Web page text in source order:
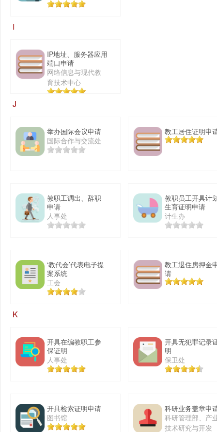
I
IP地址、服务器应用
端口申请
网络信息与现代教
育技术中心
J
举办国际会议申请
国际合作与交流处
教工居住证明申
教职工调出、辞职
申请
人事处
教职员工开具计
生育证明申请
计生办
‘教代会’代表电子提
案系统
工会
教工退住房押金
请
K
开具在编教职工参
保证明
人事处
开具无犯罪记录
明
保卫处
开具检索证明申请
图书馆
科研业务盖章申
科研管理部、产
技术研究与开发